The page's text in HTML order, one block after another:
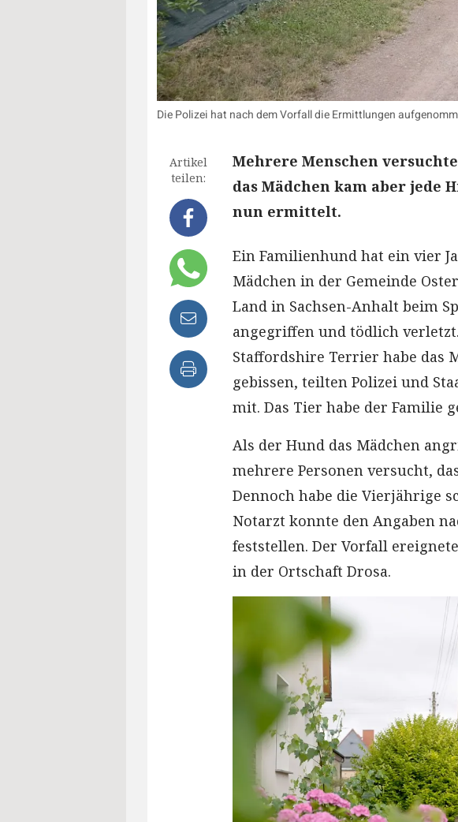
Die Polizei hat nach dem Vorfall die Ermittlungen
Artikel
teilen:
Mehrere Menschen
das Mädchen kam aber jede
nun ermittelt.
Ein Familienhund hat ein vier
Mädchen in der Gemeinde
Land in Sachsen-Anhalt beim
angegriffen und tödlich
Staffordshire Terrier habe das
gebissen, teilten Polizei und
mit. Das Tier habe der Familie
Als der Hund das Mädchen
mehrere Personen versucht,
Dennoch habe die Vierjährige
Notarzt konnte den Angaben
feststellen. Der Vorfall
in der Ortschaft Drosa.